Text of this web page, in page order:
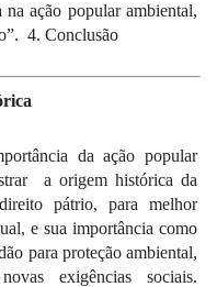
ação popular ambiental,
4. Conclusão
da ação popular
a origem histórica da
pátrio, para melhor
e sua importância como
para proteção ambiental,
exigências sociais.